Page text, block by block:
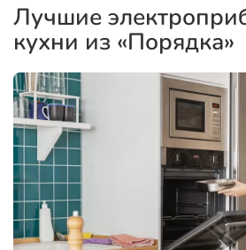
Лучшие
кухни из «Порядка»